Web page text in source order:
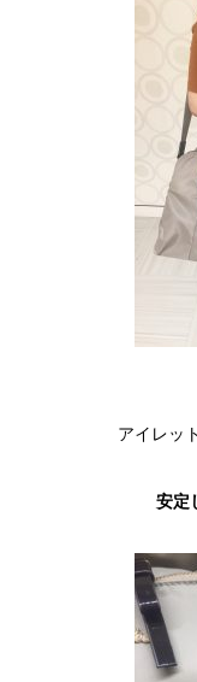
アイレッ
安定